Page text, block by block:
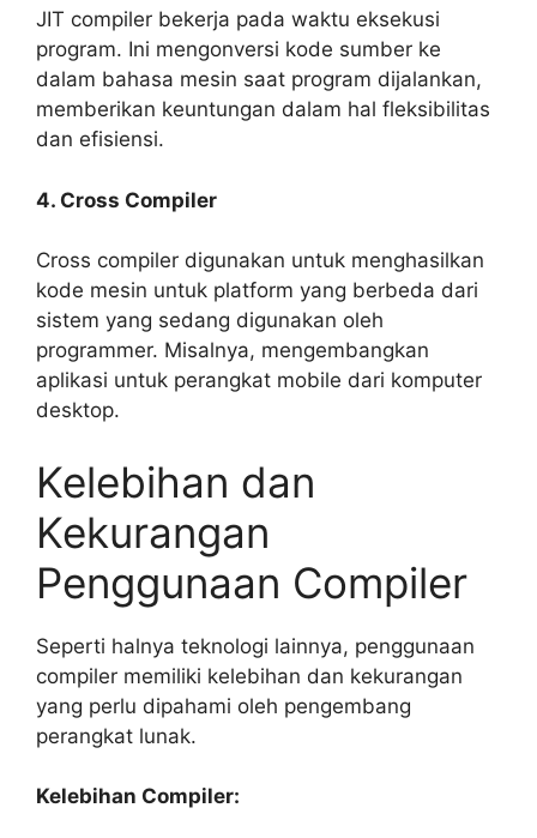
JIT compiler bekerja pada waktu eksekusi
program. Ini mengonversi kode sumber ke
dalam bahasa mesin saat program dijalankan,
memberikan keuntungan dalam hal fleksibilitas
dan efisiensi.
4. Cross Compiler
Cross compiler digunakan untuk menghasilkan
kode mesin untuk platform yang berbeda dari
sistem yang sedang digunakan oleh
programmer. Misalnya, mengembangkan
aplikasi untuk perangkat mobile dari komputer
desktop.
Kelebihan dan
Kekurangan
Penggunaan Compiler
Seperti halnya teknologi lainnya, penggunaan
compiler memiliki kelebihan dan kekurangan
yang perlu dipahami oleh pengembang
perangkat lunak.
Kelebihan Compiler: